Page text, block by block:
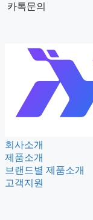
카톡문의
회사소개
제품소개
브랜드별 제품소개
고객지원